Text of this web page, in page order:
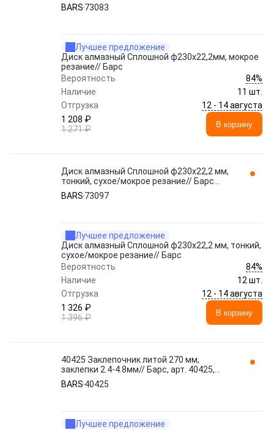
BARS 73083
Лучшее предложение
Диск алмазный Сплошной ф230х22,2мм, мокрое
резание// Барс
Вероятность
84%
Наличие
11 шт.
Отгрузка
12 - 14 августа
1 208 ₽
1 271 ₽
В корзину
Диск алмазный Сплошной ф230х22,2 мм,
тонкий, сухое/мокрое резание// Барс
73097 BARS
BARS 73097
Лучшее предложение
Диск алмазный Сплошной ф230х22,2 мм, тонкий,
сухое/мокрое резание// Барс
Вероятность
84%
Наличие
12 шт.
Отгрузка
12 - 14 августа
1 326 ₽
1 396 ₽
В корзину
40425 Заклепочник литой 270 мм,
заклепки 2.4-4.8мм// Барс, арт. 40425,
Тайвань (Китай) BARS
BARS 40425
Лучшее предложение